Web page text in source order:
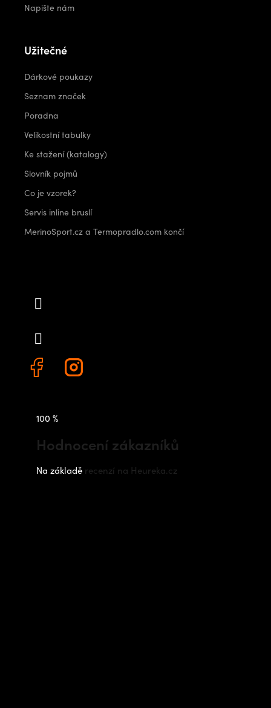
Napište nám
Užitečné
Dárkové poukazy
Seznam značek
Poradna
Velikostní tabulky
Ke stažení (katalogy)
Slovník pojmů
Co je vzorek?
Servis inline bruslí
MerinoSport.cz a Termopradlo.com končí
100 %
Hodnocení zákazníků
Na základě recenzí na Heureka.cz